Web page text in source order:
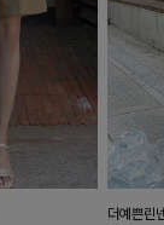
더예쁜린